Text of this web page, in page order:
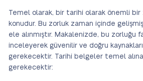
Temel olarak, bir tarihi olarak önemli bir
konudur. Bu zorluk zaman içinde
ele alınmıştır. Makalenizde, bu zorluğu
inceleyerek güvenilir ve doğru
gerekecektir. Tarihi belgeler temel
gerekecektir: